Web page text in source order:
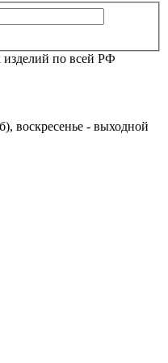
изделий по всей РФ
воскресенье - выходной